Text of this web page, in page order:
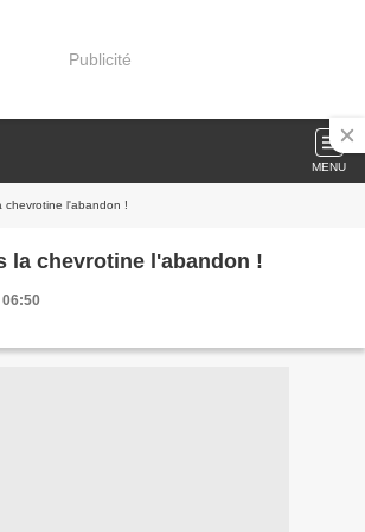
Publicité
MENU
chevrotine l'abandon !
la chevrotine l'abandon !
06:50